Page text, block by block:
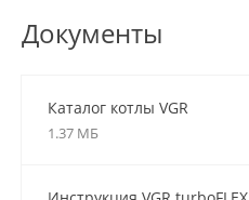
Документы
Каталог котлы VGR
1.37 МБ